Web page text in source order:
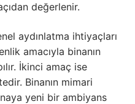
Ürünler
değerlenir.
aydınlatma ihtiyaçları
amacıyla binanın
İkinci amaç ise
Binanın mimari
yeni bir ambiyans